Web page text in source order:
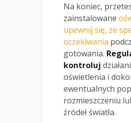
Na koniec,
zainstalowane
upewnij się, że
oczekiwania
gotowania.
kontroluj
oświetlenia i
ewentualnych
rozmieszczeniu
źródeł światła.